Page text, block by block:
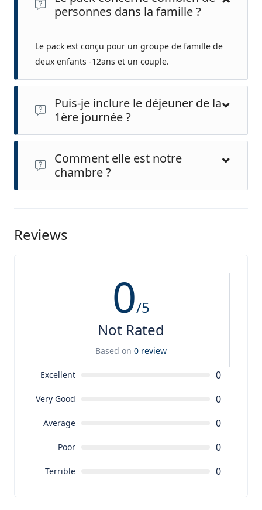
personnes dans la famille ?
Le pack est conçu pour un groupe de famille de
deux enfants -12ans et un couple.
Puis-je inclure le déjeuner de la
1ère journée ?
Oui, il suffit juste de le mentionner lors de votre
réservation dans la partie " Besoins spéciaux " un coût
supplémentaire vous sera facturé à l'auberge.
Comment elle est notre
chambre ?
douche privée pour un confort mérité :)
Reviews
0/5
Not Rated
Based on 0 review
Excellent 0
Very Good 0
Average 0
Poor 0
Terrible 0